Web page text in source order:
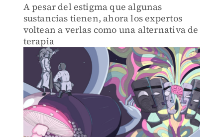
A pesar del estigma que algunas
sustancias tienen, ahora los expertos
voltean a verlas como una alternativa de
terapia